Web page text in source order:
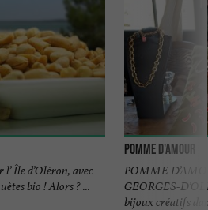
l’ Île d’Oléron, avec
bio ! Alors ? ...
Pomme d'amour
POMME
GEORGES-
bijoux créatifs